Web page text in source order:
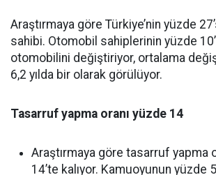
Araştırmaya göre Türkiye’nin yüzde
sahibi. Otomobil sahiplerinin yüzde
otomobilini değiştiriyor, ortalama
6,2 yılda bir olarak görülüyor.
Tasarruf yapma oranı yüzde 14
Araştırmaya göre tasarruf yapma
14’te kalıyor. Kamuoyunun yüzde